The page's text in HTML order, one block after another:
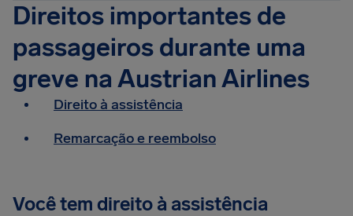
Direitos importantes de
passageiros durante uma
greve na Austrian Airlines
Direito à assistência
Remarcação e reembolso
Você tem direito à assistência